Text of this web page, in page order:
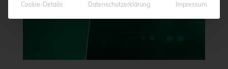
Cookie-Details Datenschutzerklärung Impressum